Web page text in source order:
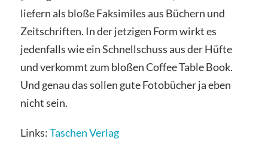
liefern als bloße Faksimiles aus Büchern und
Zeitschriften. In der jetzigen Form wirkt es
jedenfalls wie ein Schnellschuss aus der Hüfte
und verkommt zum bloßen Coffee Table Book.
Und genau das sollen gute Fotobücher ja eben
nicht sein.
Links:Taschen Verlag